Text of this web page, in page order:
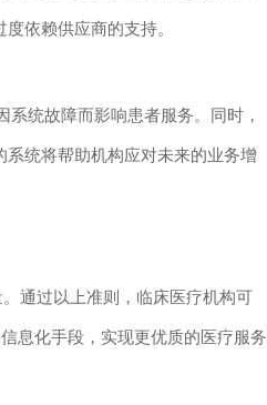
依赖供应商的支持。
统故障而影响患者服务。同时，
统将帮助机构应对未来的业务增
通过以上准则，临床医疗机构可
息化手段，实现更优质的医疗服务